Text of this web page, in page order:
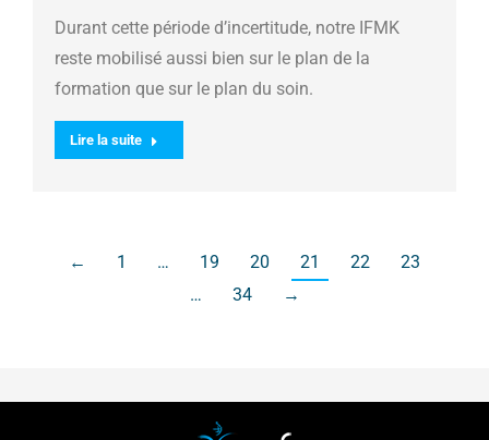
Durant cette période d’incertitude, notre IFMK
reste mobilisé aussi bien sur le plan de la
formation que sur le plan du soin.
Lire la suite
← 1 … 19 20 21 22
23
…
34 →